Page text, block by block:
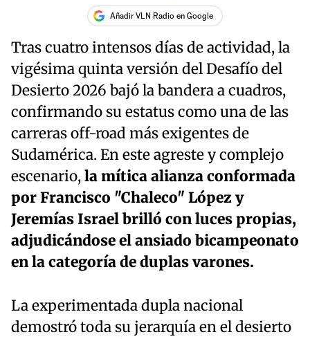
Añadir VLN Radio en Google
Tras cuatro intensos días de actividad, la
vigésima quinta versión del Desafío del
Desierto 2026 bajó la bandera a cuadros,
confirmando su estatus como una de las
carreras off-road más exigentes de
Sudamérica. En este agreste y complejo
escenario,la mítica alianza conformada
por Francisco "Chaleco" López y
Jeremías Israel brilló con luces propias,
adjudicándose el ansiado bicampeonato
en la categoría de duplas varones.
La experimentada dupla nacional
demostró toda su jerarquía en el desierto